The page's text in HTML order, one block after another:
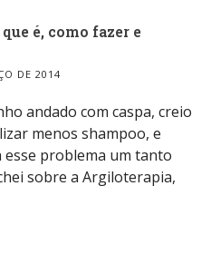
é, como fazer e
DE 2014
andado com caspa, creio
menos shampoo, e
problema um tanto
sobre a Argiloterapia,